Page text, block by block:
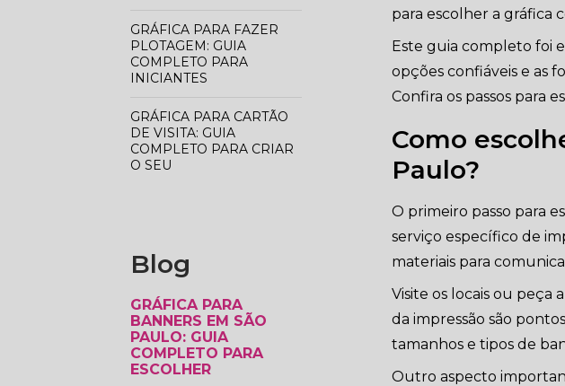
GRÁFICA PARA FAZER
PLOTAGEM: GUIA
COMPLETO PARA
INICIANTES
GRÁFICA PARA CARTÃO
DE VISITA: GUIA
COMPLETO PARA CRIAR
O SEU
Blog
GRÁFICA PARA
BANNERS EM SÃO
PAULO: GUIA
COMPLETO PARA
ESCOLHER
para escolher a gráfica
Este guia completo foi
opções confiáveis e as
Confira os passos para
Como
Paulo?
O primeiro passo para
serviço específico de
materiais para
Visite os locais ou peça
da impressão são
tamanhos e tipos de
Outro aspecto